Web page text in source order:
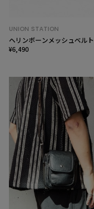
UNION STATION
ヘリンボーンメッシュベルト
¥6,490